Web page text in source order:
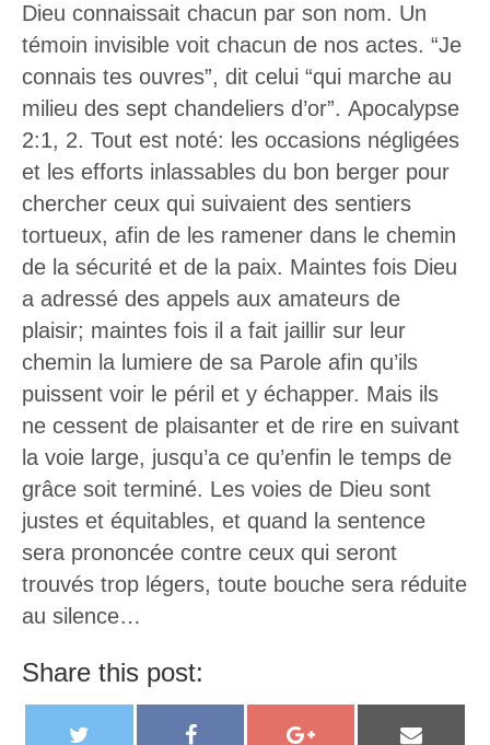
Dieu connaissait chacun par son nom. Un
témoin invisible voit chacun de nos actes. “Je
connais tes ouvres”, dit celui “qui marche au
milieu des sept chandeliers d’or”. Apocalypse
2:1, 2. Tout est noté: les occasions négligées
et les efforts inlassables du bon berger pour
chercher ceux qui suivaient des sentiers
tortueux, afin de les ramener dans le chemin
de la sécurité et de la paix. Maintes fois Dieu
a adressé des appels aux amateurs de
plaisir; maintes fois il a fait jaillir sur leur
chemin la lumiere de sa Parole afin qu’ils
puissent voir le péril et y échapper. Mais ils
ne cessent de plaisanter et de rire en suivant
la voie large, jusqu’a ce qu’enfin le temps de
grâce soit terminé. Les voies de Dieu sont
justes et équitables, et quand la sentence
sera prononcée contre ceux qui seront
trouvés trop légers, toute bouche sera réduite
au silence…
Share this post: